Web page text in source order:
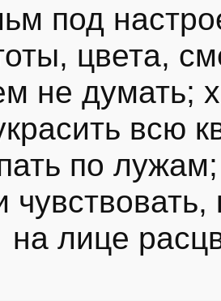
под
цвета,
не думать;
всю
по
на лице